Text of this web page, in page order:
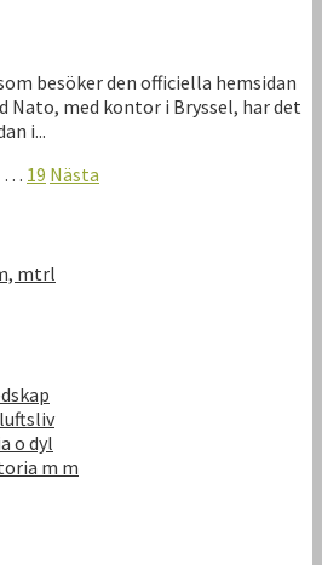
besöker den officiella hemsidan
Nato, med kontor i Bryssel, har det
i...
… 19 Nästa
mtrl
o dyl
m m